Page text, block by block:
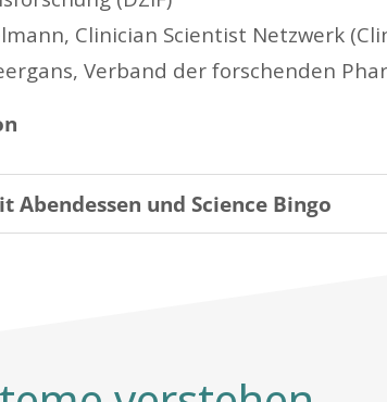
Clinician Scientist Netzwerk
Verband der forschenden
Abendessen und Science Bingo